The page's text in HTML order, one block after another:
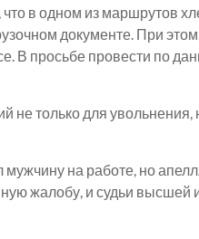
в одном из маршрутов
документе. При
В просьбе провести по
не только для увольнения,
на работе, но
жалобу, и судьи высшей